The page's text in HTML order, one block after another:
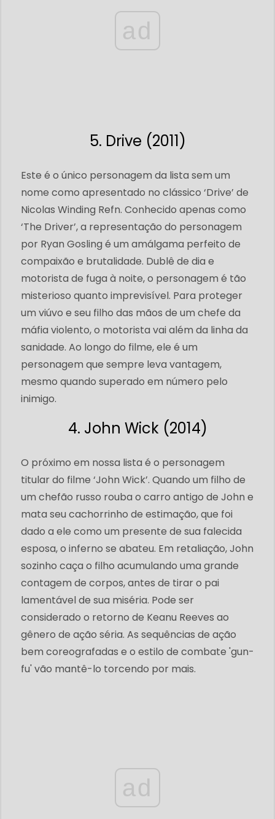
ad
5. Drive (2011)
Este é o único personagem da lista sem um
nome como apresentado no clássico ‘Drive’ de
Nicolas Winding Refn. Conhecido apenas como
‘The Driver’, a representação do personagem
por Ryan Gosling é um amálgama perfeito de
compaixão e brutalidade. Dublê de dia e
motorista de fuga à noite, o personagem é tão
misterioso quanto imprevisível. Para proteger
um viúvo e seu filho das mãos de um chefe da
máfia violento, o motorista vai além da linha da
sanidade. Ao longo do filme, ele é um
personagem que sempre leva vantagem,
mesmo quando superado em número pelo
inimigo.
4. John Wick (2014)
O próximo em nossa lista é o personagem
titular do filme ‘John ​​Wick’. Quando um filho de
um chefão russo rouba o carro antigo de John e
mata seu cachorrinho de estimação, que foi
dado a ele como um presente de sua falecida
esposa, o inferno se abateu. Em retaliação, John
sozinho caça o filho acumulando uma grande
contagem de corpos, antes de tirar o pai
lamentável de sua miséria. Pode ser
considerado o retorno de Keanu Reeves ao
gênero de ação séria. As sequências de ação
bem coreografadas e o estilo de combate 'gun-
fu' vão mantê-lo torcendo por mais.
ad